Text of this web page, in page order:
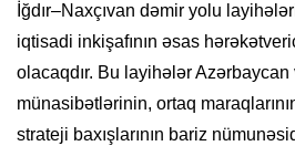
İğdır–Naxçıvan dəmir yolu
iqtisadi inkişafının əsas
olacaqdır. Bu layihələr
münasibətlərinin, ortaq
strateji baxışlarının bariz